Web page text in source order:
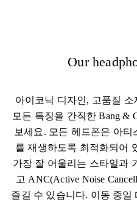
Our
아이코닉 디자인, 고품질 소
모든 특징을 간직한 Bang &
보세요. 모든 헤드폰은 아
를 재생하도록 최적화되어
가장 잘 어울리는 스타일과
고 ANC(Active Noise
즐길 수 있습니다. 이동 중일